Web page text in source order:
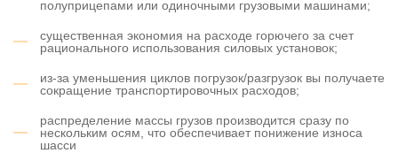
полуприцепами или одиночными грузовыми машинами;
существенная экономия на расходе горючего за счет
рационального использования силовых установок;
из-за уменьшения циклов погрузок/разгрузок вы получаете
сокращение транспортировочных расходов;
распределение массы грузов производится сразу по
нескольким осям, что обеспечивает понижение износа
шасси